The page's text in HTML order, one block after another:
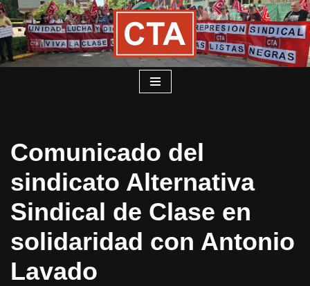
Saltar
al
contenido
Comunicado del
sindicato Alternativa
Sindical de Clase en
solidaridad con Antonio
Lavado